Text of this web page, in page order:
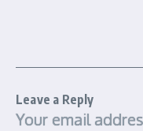
Leave a Reply
Your email